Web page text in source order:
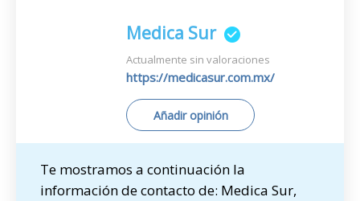
Medica Sur
Actualmente sin valoraciones
https://medicasur.com.mx/
Añadir opinión
Te mostramos a continuación la
información de contacto de: Medica Sur,